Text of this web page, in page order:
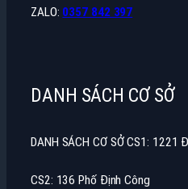
ZALO: 0357 842 397
DANH SÁCH CƠ SỞ
DANH SÁCH CƠ SỞ CS1: 1221
CS2: 136 Phố Định Công